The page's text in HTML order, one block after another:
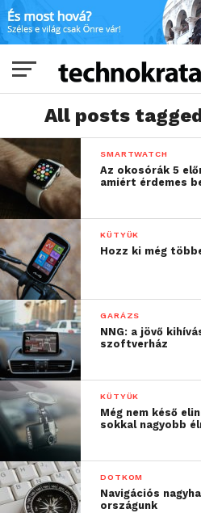
All posts
SMARTWATCH
Az okosórák 5
amiért érdemes
KÜTYÜK
Hozz ki még
GARÁZS
NNG: a jövő
szoftverház
KÜTYÜK
Még nem késő
sokkal nagyobb
DOTKOM
Navigációs
országunk